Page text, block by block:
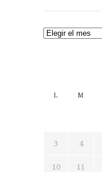
Archivos
L M
3 4
10 11